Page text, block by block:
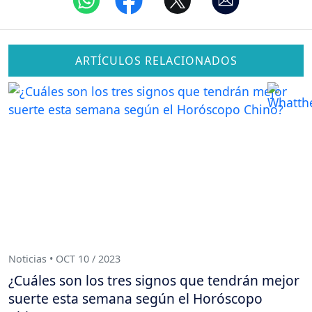
ARTÍCULOS RELACIONADOS
Noticias • OCT 10 / 2023
¿Cuáles son los tres signos que tendrán mejor
suerte esta semana según el Horóscopo